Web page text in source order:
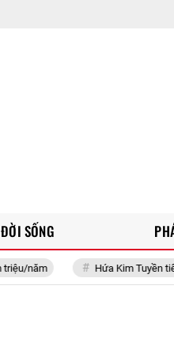
Hứa Kim Tuyền tiết lộ bí quyết
ĐỜI SỐNG